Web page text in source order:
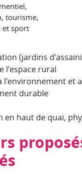
tourisme,
et sport
(jardins
l'espace rural
l'environnement et
durable
en haut de quai,